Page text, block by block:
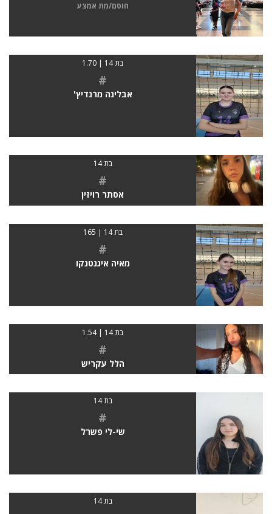
חוסם/מת אמצע
בת 14 | 1.70
#
אבלינה מרנדיץ'
בת 14
#
אסתר רויזין
בת 14 | 165
#
מאיה איגנטנקו
בת 14 | 1.54
#
הלל עקריש
בת 14
#
שי-לי פשרל
בת 14